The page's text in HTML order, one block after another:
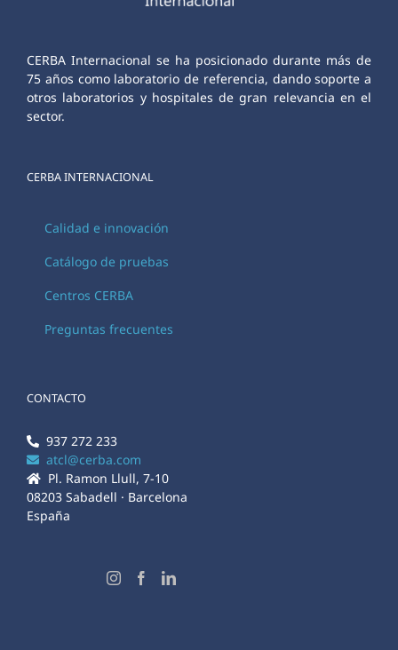
CERBA Internacional se ha posicionado durante más de
75 años como laboratorio de referencia, dando soporte a
otros laboratorios y hospitales de gran relevancia en el
sector.
CERBA INTERNACIONAL
Calidad e innovación
Catálogo de pruebas
Centros CERBA
Preguntas frecuentes
CONTACTO
937 272 233
atcl@cerba.com
Pl. Ramon Llull, 7-10
08203 Sabadell · Barcelona
España